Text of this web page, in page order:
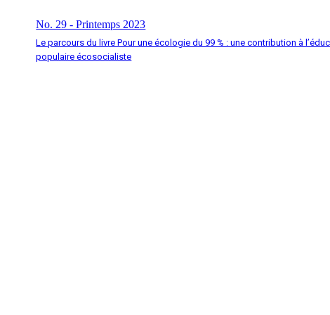
No. 29 - Printemps 2023
Le parcours du livre Pour une écologie du 99 % : une contribution à
populaire écosocialiste